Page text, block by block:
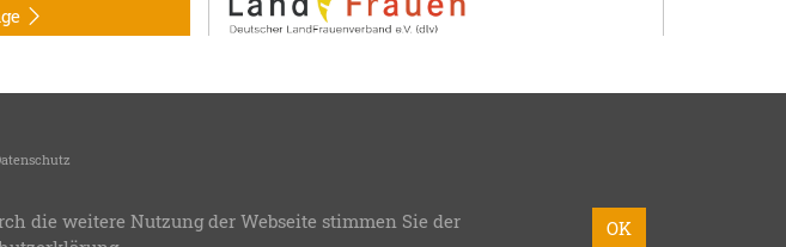
Baden e.V.-Design & Programmierung:bzweic GmbH OK
die weitere Nutzung der Webseite stimmen Sie der